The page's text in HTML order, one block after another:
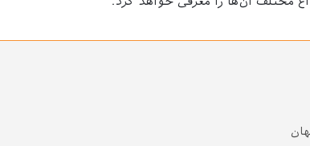
مختلف آن‌ها را معرفی خواهد کرد.